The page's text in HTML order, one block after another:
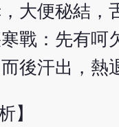
大便秘結，
戰：先有呵
後汗出，熱
】